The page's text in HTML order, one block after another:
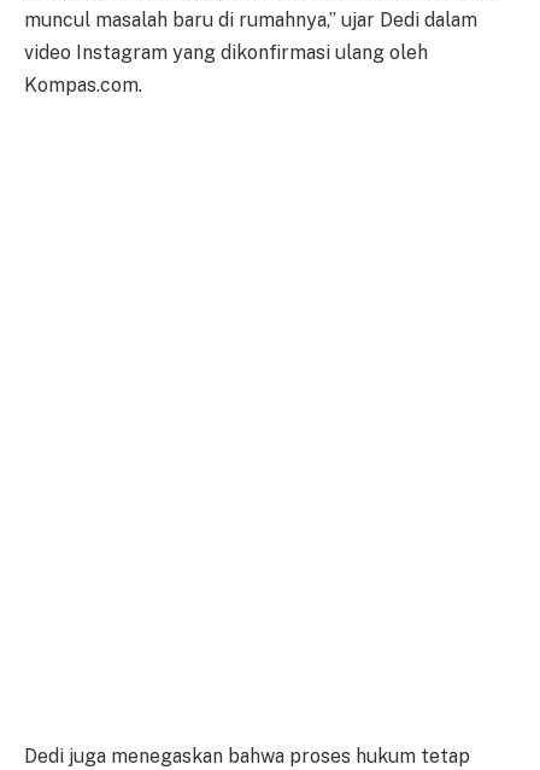
muncul masalah baru di rumahnya,” ujar Dedi dalam
video Instagram yang dikonfirmasi ulang oleh
Kompas.com.
Dedi juga menegaskan bahwa proses hukum tetap